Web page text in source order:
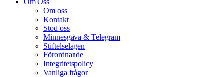
Om Oss
Om oss
Kontakt
Stöd oss
Minnesgåva & Telegram
Stiftelselagen
Förordnande
Integritetspolicy
Vanliga frågor